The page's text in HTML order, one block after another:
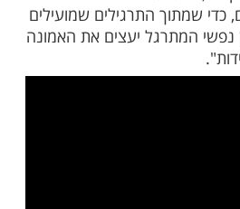
תזכירו, לא יישמע על
שמות אלילים בדרך
דרך כבוד.